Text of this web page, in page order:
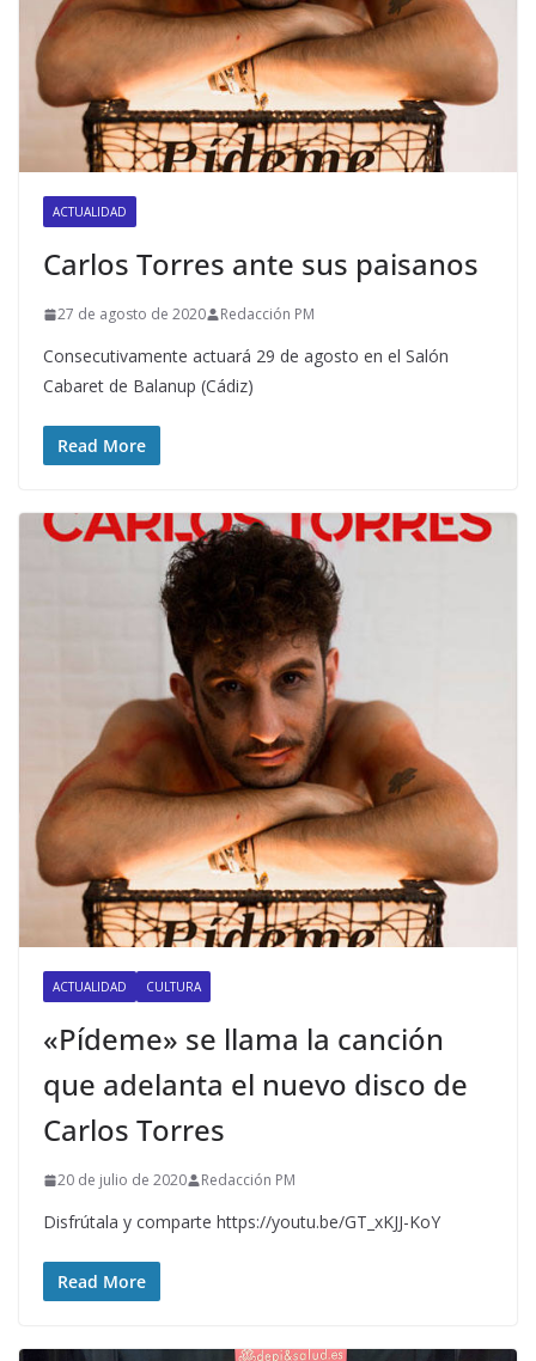
ACTUALIDAD
Carlos Torres ante sus paisanos
27 de agosto de 2020 Redacción PM
Consecutivamente actuará 29 de agosto en el Salón
Cabaret de Balanup (Cádiz)
Read More
ACTUALIDAD CULTURA
«Pídeme» se llama la canción
que adelanta el nuevo disco de
Carlos Torres
20 de julio de 2020 Redacción PM
Disfrútala y comparte https://youtu.be/GT_xKJJ-KoY
Read More